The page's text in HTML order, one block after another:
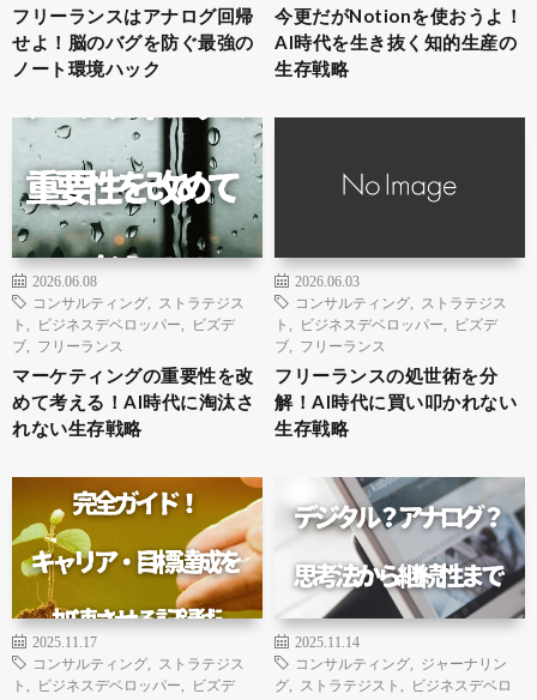
フリーランスはアナログ回帰
せよ！脳のバグを防ぐ最強の
ノート環境ハック
今更だがNotionを使おうよ！
AI時代を生き抜く知的生産の
生存戦略
2026.06.08
コンサルティング
ストラテジス
ト
ビジネスデベロッパー
ビズデ
ブ
フリーランス
マーケティングの重要性を改
めて考える！AI時代に淘汰さ
れない生存戦略
2026.06.03
コンサルティング
ストラテジス
ト
ビジネスデベロッパー
ビズデ
ブ
フリーランス
フリーランスの処世術を分
解！AI時代に買い叩かれない
生存戦略
2025.11.17
コンサルティング
ストラテジス
ト
ビジネスデベロッパー
ビズデ
2025.11.14
コンサルティング
ジャーナリン
グ
ストラテジスト
ビジネスデベロ